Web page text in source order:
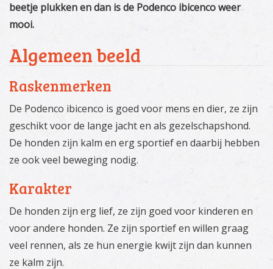
beetje plukken en dan is de Podenco ibicenco weer
mooi.
Algemeen beeld
Raskenmerken
De Podenco ibicenco is goed voor mens en dier, ze zijn
geschikt voor de lange jacht en als gezelschapshond.
De honden zijn kalm en erg sportief en daarbij hebben
ze ook veel beweging nodig.
Karakter
De honden zijn erg lief, ze zijn goed voor kinderen en
voor andere honden. Ze zijn sportief en willen graag
veel rennen, als ze hun energie kwijt zijn dan kunnen
ze kalm zijn.